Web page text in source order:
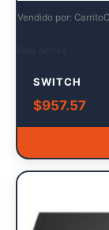
Vendido por:
SWITCH
$957.57